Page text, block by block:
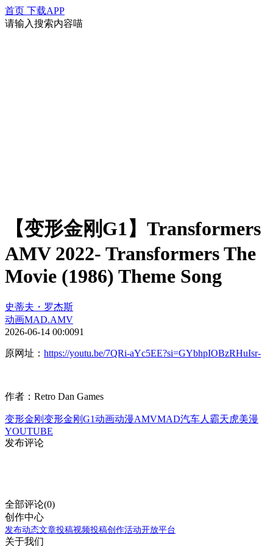
首页 下载APP
请输入搜索内容喵
【变形金刚G1】Transformers
AMV 2022- Transformers The
Movie (1986) Theme Song
史蒂夫・罗杰斯
动画MAD.AMV
2026-06-14 00:0091
原网址： https://youtu.be/7QRi-aYc5EE?si=GYbhpIOBzRHuIsr-
作者：Retro Dan Games
变形金刚 变形金刚G1动画动漫AMVMAD汽车人 霸天虎美漫
YOUTUBE
发布评论
全部评论(0)
创作中心
发布动态文章投稿视频投稿创作活动开放平台
关于我们